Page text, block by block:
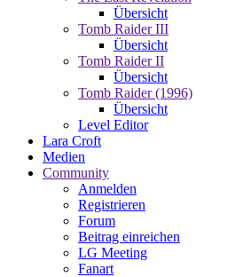
Übersicht
Tomb Raider III
Übersicht
Tomb Raider II
Übersicht
Tomb Raider (1996)
Übersicht
Level Editor
Lara Croft
Medien
Community
Anmelden
Registrieren
Forum
Beitrag einreichen
LG Meeting
Fanart